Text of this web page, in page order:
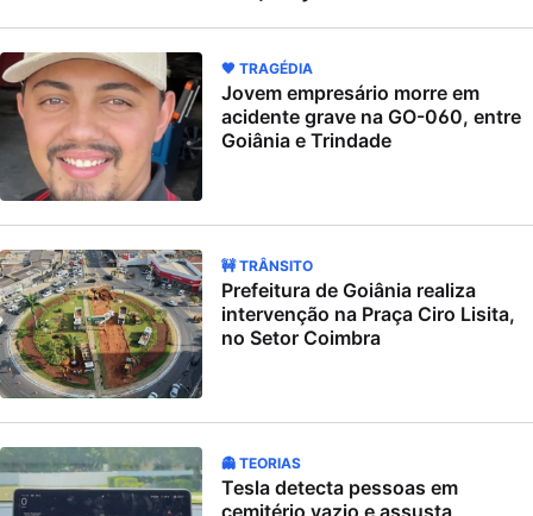
🖤 TRAGÉDIA
Jovem empresário morre em
acidente grave na GO-060, entre
Goiânia e Trindade
🚧 TRÂNSITO
Prefeitura de Goiânia realiza
intervenção na Praça Ciro Lisita,
no Setor Coimbra
👻 TEORIAS
Tesla detecta pessoas em